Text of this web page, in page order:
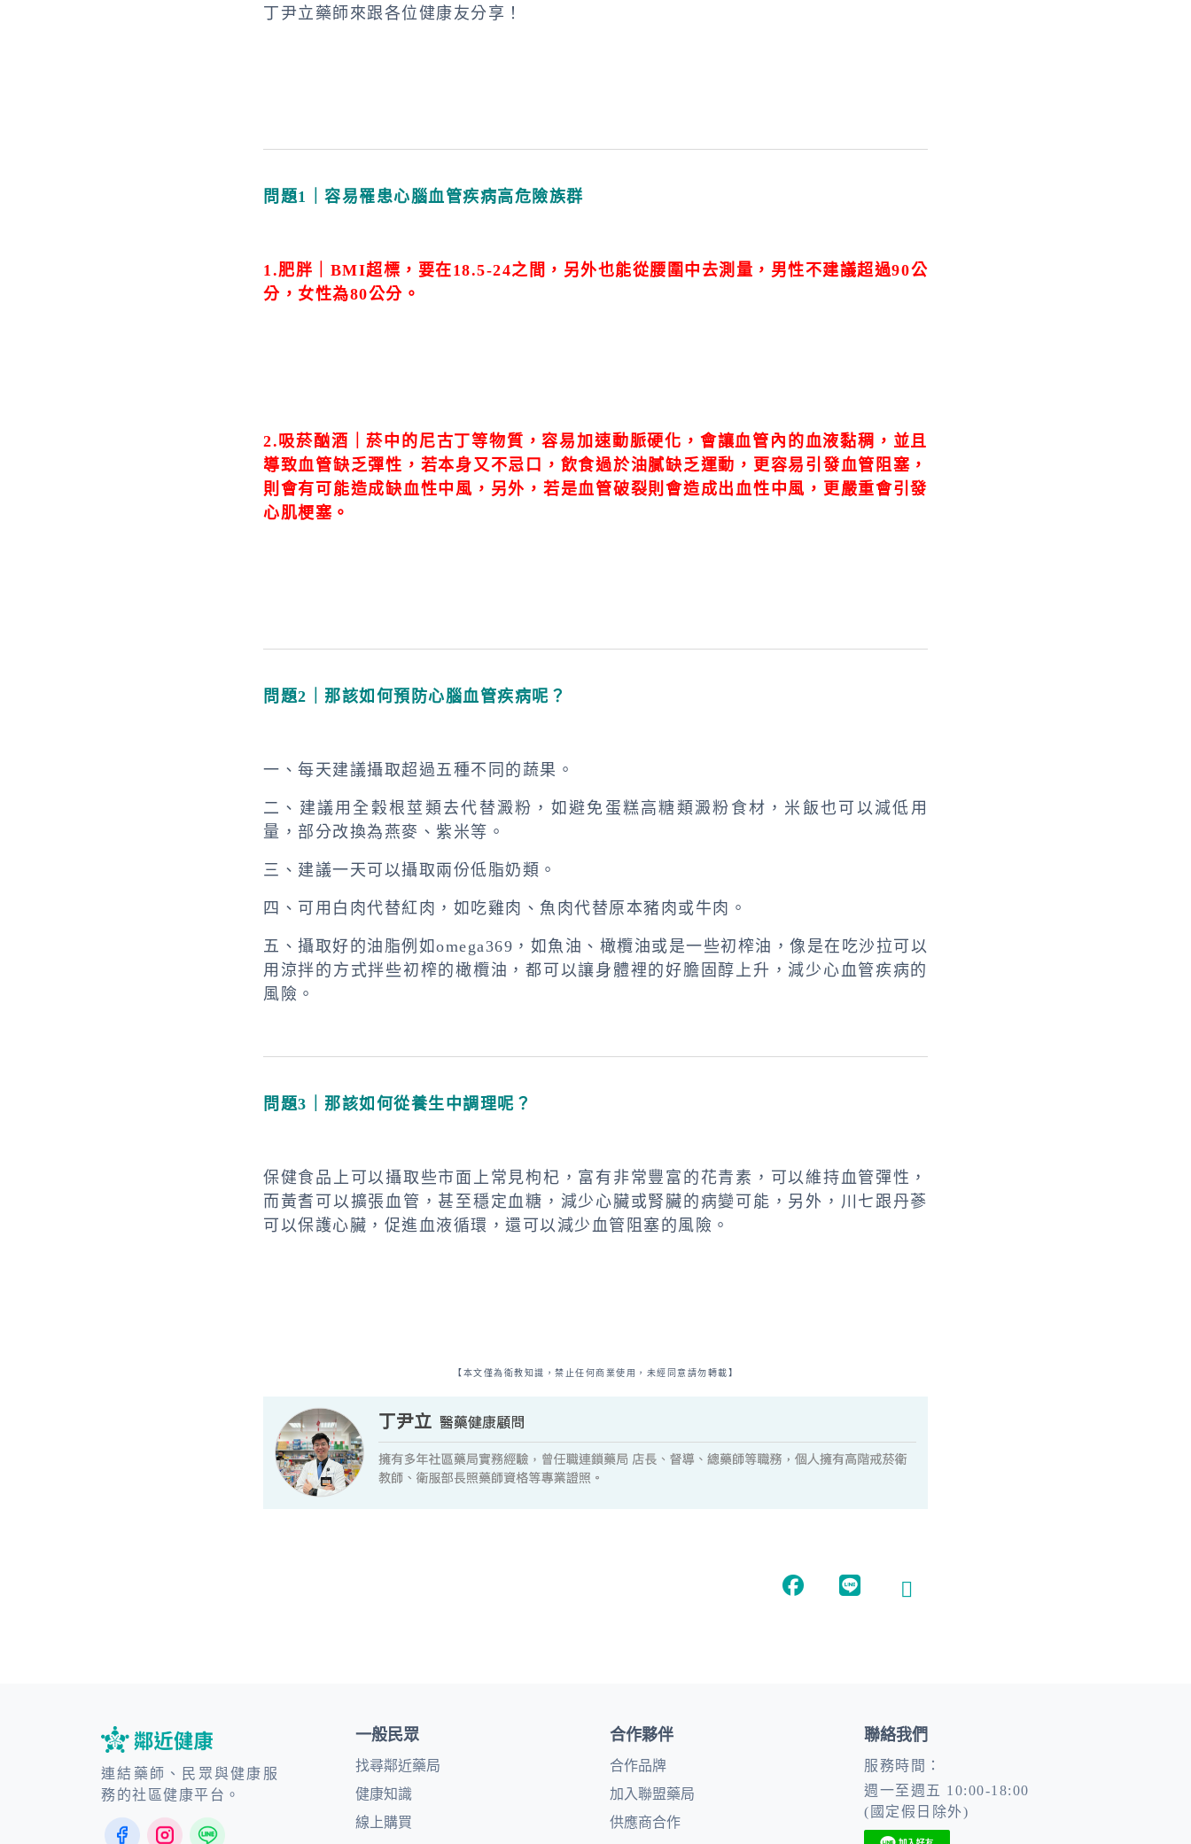
丁尹立藥師來跟各位健康友分享！
問題1｜容易罹患心腦血管疾病高危險族群
1.肥胖｜BMI超標，要在18.5-24之間，另外也能從腰圍中去測量，男性不建議超過90公
分，女性為80公分。
2.吸菸酗酒｜菸中的尼古丁等物質，容易加速動脈硬化，會讓血管內的血液黏稠，並且
導致血管缺乏彈性，若本身又不忌口，飲食過於油膩缺乏運動，更容易引發血管阻塞，
則會有可能造成缺血性中風，另外，若是血管破裂則會造成出血性中風，更嚴重會引發
心肌梗塞。
問題2｜那該如何預防心腦血管疾病呢？
一、每天建議攝取超過五種不同的蔬果。
二、建議用全穀根莖類去代替澱粉，如避免蛋糕高糖類澱粉食材，米飯也可以減低用
量，部分改換為燕麥、紫米等。
三、建議一天可以攝取兩份低脂奶類。
四、可用白肉代替紅肉，如吃雞肉、魚肉代替原本豬肉或牛肉。
五、攝取好的油脂例如omega369，如魚油、橄欖油或是一些初榨油，像是在吃沙拉可以
用涼拌的方式拌些初榨的橄欖油，都可以讓身體裡的好膽固醇上升，減少心血管疾病的
風險。
問題3｜那該如何從養生中調理呢？
保健食品上可以攝取些市面上常見枸杞，富有非常豐富的花青素，可以維持血管彈性，
而黃耆可以擴張血管，甚至穩定血糖，減少心臟或腎臟的病變可能，另外，川七跟丹蔘
可以保護心臟，促進血液循環，還可以減少血管阻塞的風險。
【本文僅為衛教知識，禁止任何商業使用，未經同意請勿轉載】
連結藥師、民眾與健康服
務的社區健康平台。
一般民眾
找尋鄰近藥局
健康知識
線上購買
合作夥伴
合作品牌
加入聯盟藥局
供應商合作
聯絡我們
服務時間：
週一至週五 10:00-18:00
(國定假日除外)